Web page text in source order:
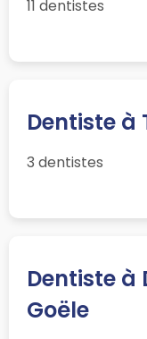
11 dentistes
Dentiste
3 dentistes
Dentiste
Goële